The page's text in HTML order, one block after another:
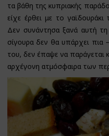
τα βάθη της κυπριακής
είχε έρθει με το
Δεν συνάντησα ξανά αυτή
σίγουρα δεν θα υπάρχει πια
του, δεν έπαψε να παράγεται
αρχέγονη ατμόσφαιρα των